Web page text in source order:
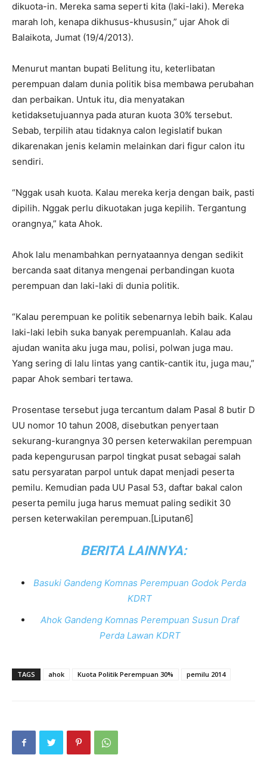
dikuota-in. Mereka sama seperti kita (laki-laki). Mereka
marah loh, kenapa dikhusus-khususin,” ujar Ahok di
Balaikota, Jumat (19/4/2013).
Menurut mantan bupati Belitung itu, keterlibatan
perempuan dalam dunia politik bisa membawa perubahan
dan perbaikan. Untuk itu, dia menyatakan
ketidaksetujuannya pada aturan kuota 30% tersebut.
Sebab, terpilih atau tidaknya calon legislatif bukan
dikarenakan jenis kelamin melainkan dari figur calon itu
sendiri.
“Nggak usah kuota. Kalau mereka kerja dengan baik, pasti
dipilih. Nggak perlu dikuotakan juga kepilih. Tergantung
orangnya,” kata Ahok.
Ahok lalu menambahkan pernyataannya dengan sedikit
bercanda saat ditanya mengenai perbandingan kuota
perempuan dan laki-laki di dunia politik.
“Kalau perempuan ke politik sebenarnya lebih baik. Kalau
laki-laki lebih suka banyak perempuanlah. Kalau ada
ajudan wanita aku juga mau, polisi, polwan juga mau.
Yang sering di lalu lintas yang cantik-cantik itu, juga mau,”
papar Ahok sembari tertawa.
Prosentase tersebut juga tercantum dalam Pasal 8 butir D
UU nomor 10 tahun 2008, disebutkan penyertaan
sekurang-kurangnya 30 persen keterwakilan perempuan
pada kepengurusan parpol tingkat pusat sebagai salah
satu persyaratan parpol untuk dapat menjadi peserta
pemilu. Kemudian pada UU Pasal 53, daftar bakal calon
peserta pemilu juga harus memuat paling sedikit 30
persen keterwakilan perempuan.[Liputan6]
BERITA LAINNYA:
Basuki Gandeng Komnas Perempuan Godok Perda
KDRT
Ahok Gandeng Komnas Perempuan Susun Draf
Perda Lawan KDRT
TAGS ahok Kuota Politik Perempuan 30% pemilu 2014